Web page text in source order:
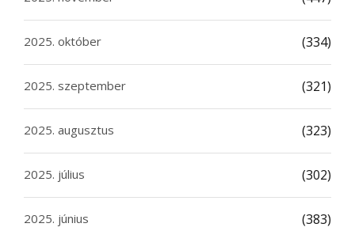
2025. október (334)
2025. szeptember (321)
2025. augusztus (323)
2025. július (302)
2025. június (383)